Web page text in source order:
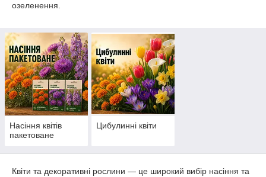
озеленення.
Насіння квітів
пакетоване
Цибулинні квіти
Квіти та декоративні рослини — це широкий вибір насіння та